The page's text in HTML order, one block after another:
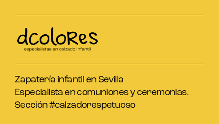
Zapatería infantil en Sevilla
Especialista en comuniones y ceremonias.
Sección #calzadorespetuoso